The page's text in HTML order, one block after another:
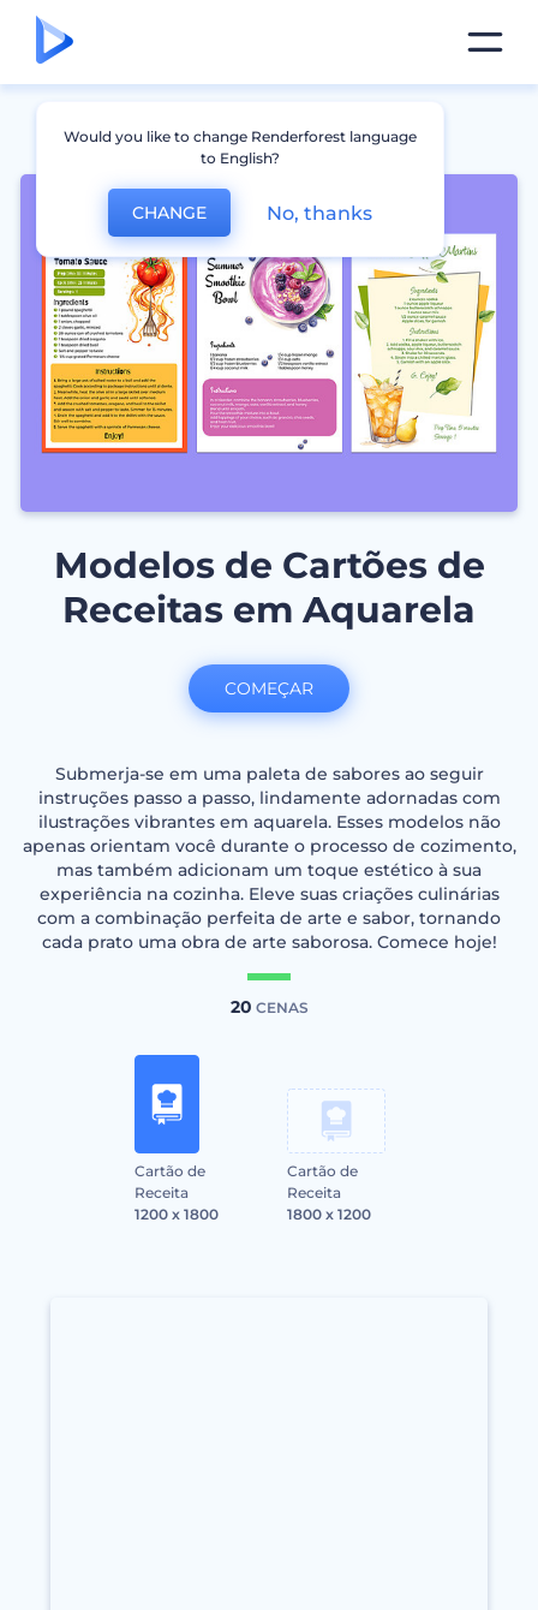
Modelos de Cartões de
Receitas em Aquarela
Submerja-se em uma paleta de sabores ao seguir
instruções passo a passo, lindamente adornadas com
ilustrações vibrantes em aquarela. Esses modelos não
apenas orientam você durante o processo de cozimento,
mas também adicionam um toque estético à sua
experiência na cozinha. Eleve suas criações culinárias
com a combinação perfeita de arte e sabor, tornando
cada prato uma obra de arte saborosa. Comece hoje!
20 CENAS
Cartão de
Receita
1200 x 1800
Cartão de
Receita
1800 x 1200
COMEÇAR
Would you like to change Renderforest language
to English?
CHANGE No, thanks